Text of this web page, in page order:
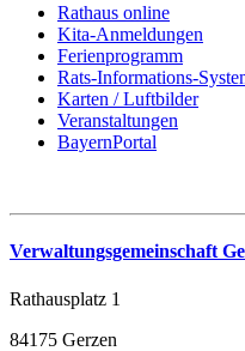
Rathaus online
Kita-Anmeldungen
Ferienprogramm
Rats-Informations-
Karten / Luftbilder
Veranstaltungen
BayernPortal
Verwaltungsgemeinschaft
Rathausplatz 1
84175 Gerzen